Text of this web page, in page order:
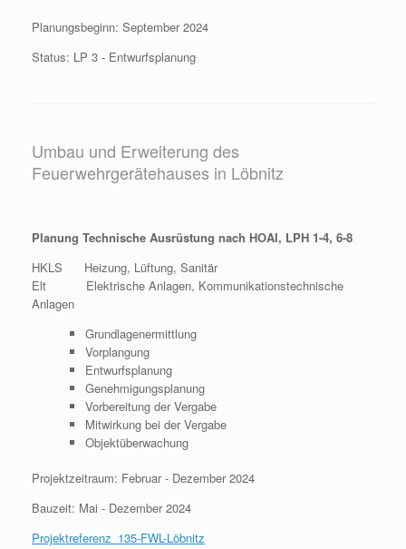
Planungsbeginn: September 2024
Status: LP 3 - Entwurfsplanung
Umbau und Erweiterung des
Feuerwehrgerätehauses in Löbnitz
Planung Technische Ausrüstung nach HOAI, LPH 1-4, 6-8
HKLS Heizung, Lüftung, Sanitär
Elt Elektrische Anlagen, Kommunikationstechnische
Anlagen
Grundlagenermittlung
Vorplangung
Entwurfsplanung
Genehmigungsplanung
Vorbereitung der Vergabe
Mitwirkung bei der Vergabe
Objektüberwachung
Projektzeitraum: Februar - Dezember 2024
Bauzeit: Mai - Dezember 2024
Projektreferenz_135-FWL-Löbnitz